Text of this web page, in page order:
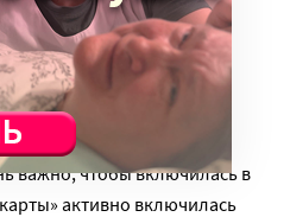
практической
должны
решения экспертных
справедливы.
важно, чтобы включилась в
активно включилась